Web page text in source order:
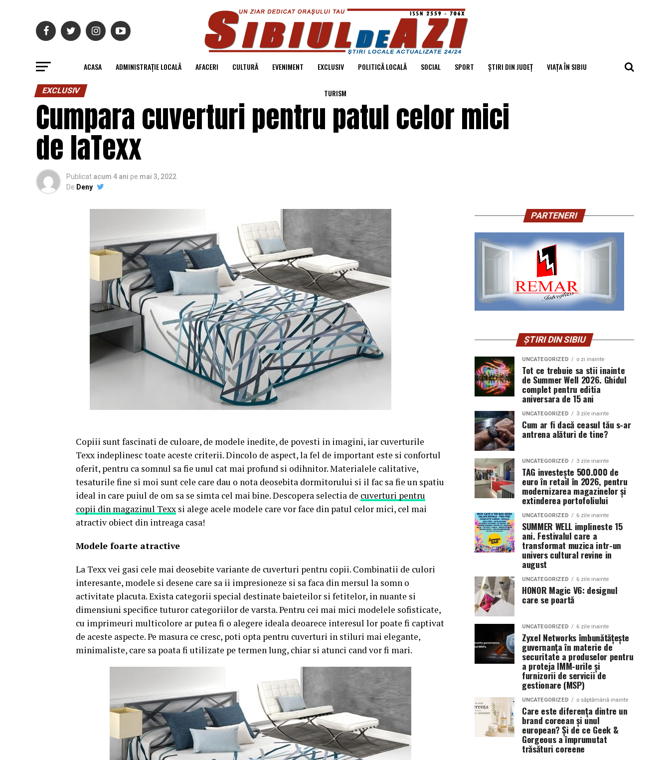
ACASA ADMINISTRAȚIE LOCALĂ AFACERI CULTURĂ EVENIMENT EXCLUSIV POLITICĂ LOCALĂ SOCIAL SPORT ȘTIRI DIN JUDEȚ VIAȚA ÎN SIBIU
TURISM
EXCLUSIV
Cumpara cuverturi pentru patul celor mici
de laTexx
Publicat acum 4 ani pe mai 3, 2022
De Deny
Copiii sunt fascinati de culoare, de modele inedite, de povesti in imagini, iar cuverturile
Texx indeplinesc toate aceste criterii. Dincolo de aspect, la fel de important este si confortul
oferit, pentru ca somnul sa fie unul cat mai profund si odihnitor. Materialele calitative,
tesaturile fine si moi sunt cele care dau o nota deosebita dormitorului si il fac sa fie un spatiu
ideal in care puiul de om sa se simta cel mai bine. Descopera selectia de cuverturi pentru
copii din magazinul Texx si alege acele modele care vor face din patul celor mici, cel mai
atractiv obiect din intreaga casa!
Modele foarte atractive
La Texx vei gasi cele mai deosebite variante de cuverturi pentru copii. Combinatii de culori
interesante, modele si desene care sa ii impresioneze si sa faca din mersul la somn o
activitate placuta. Exista categorii special destinate baieteilor si fetitelor, in nuante si
dimensiuni specifice tuturor categoriilor de varsta. Pentru cei mai mici modelele sofisticate,
cu imprimeuri multicolore ar putea fi o alegere ideala deoarece interesul lor poate fi captivat
de aceste aspecte. Pe masura ce cresc, poti opta pentru cuverturi in stiluri mai elegante,
minimaliste, care sa poata fi utilizate pe termen lung, chiar si atunci cand vor fi mari.
PARTENERI
ȘTIRI DIN SIBIU
UNCATEGORIZED o zi inainte
Tot ce trebuie sa stii inainte
de Summer Well 2026. Ghidul
complet pentru editia
aniversara de 15 ani
UNCATEGORIZED 3 zile inainte
Cum ar fi dacă ceasul tău s-ar
antrena alături de tine?
UNCATEGORIZED 3 zile inainte
TAG investește 500.000 de
euro în retail în 2026, pentru
modernizarea magazinelor și
extinderea portofoliului
UNCATEGORIZED 6 zile inainte
SUMMER WELL implineste 15
ani. Festivalul care a
transformat muzica intr-un
univers cultural revine in
august
UNCATEGORIZED 6 zile inainte
HONOR Magic V6: designul
care se poartă
UNCATEGORIZED 6 zile inainte
Zyxel Networks îmbunătățește
guvernanța în materie de
securitate a produselor pentru
a proteja IMM-urile și
furnizorii de servicii de
gestionare (MSP)
UNCATEGORIZED o săptămână inainte
Care este diferența dintre un
brand coreean și unul
european? Și de ce Geek &
Gorgeous a împrumutat
trăsături coreene